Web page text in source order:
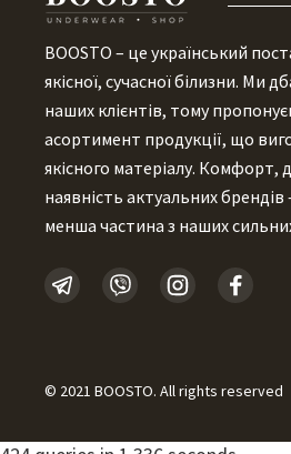
BOOSTO – це український
якісної, сучасної білизни. Ми
наших клієнтів, тому
асортимент продукції, що
якісного матеріалу. Комфорт,
наявність актуальних
менша частина з наших
© 2021 BOOSTO. All rights reserved